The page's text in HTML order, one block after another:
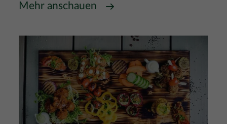
Mehr anschauen